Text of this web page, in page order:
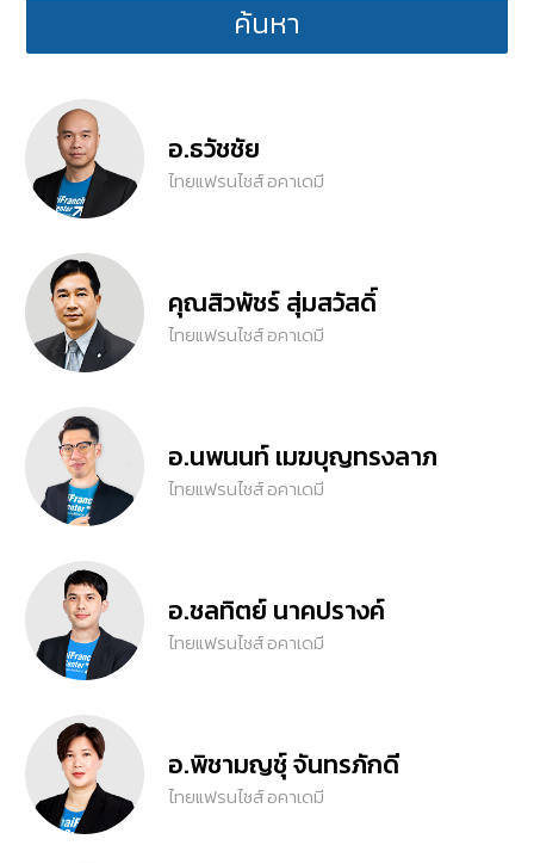
ค้นหา
อ.ธวัชชัย
ไทยแฟรนไชส์ อคาเดมี
คุณสิวพัชร์ สุ่มสวัสดิ์
ไทยแฟรนไชส์ อคาเดมี
อ.นพนนท์ เมฆบุญทรงลาภ
ไทยแฟรนไชส์ อคาเดมี
อ.ชลทิตย์ นาคปรางค์
ไทยแฟรนไชส์ อคาเดมี
อ.พิชามญชุ์ จันทรภักดี
ไทยแฟรนไชส์ อคาเดมี